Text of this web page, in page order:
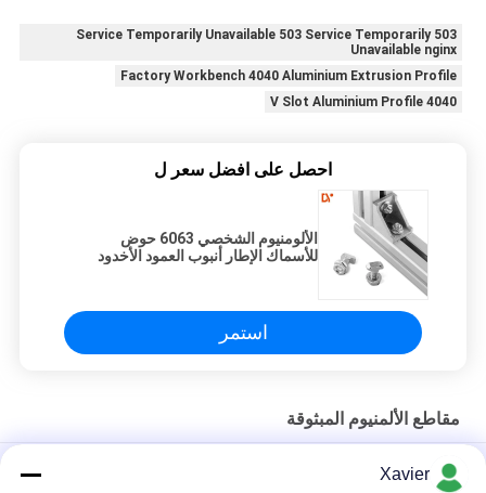
503 Service Temporarily Unavailable 503 Service Temporarily
Unavailable nginx
Factory Workbench 4040 Aluminium Extrusion Profile
V Slot Aluminium Profile 4040
احصل على افضل سعر ل
الألومنيوم الشخصي 6063 حوض
للأسماك الإطار أنبوب العمود الأخدود
استمر
مقاطع الألمنيوم المبثوقة
20*20R معيار أوروبي ملف الألومنيوم المخصص لباب ونوافذ وملف
الألومنيوم لمكتب العمل
Xavier